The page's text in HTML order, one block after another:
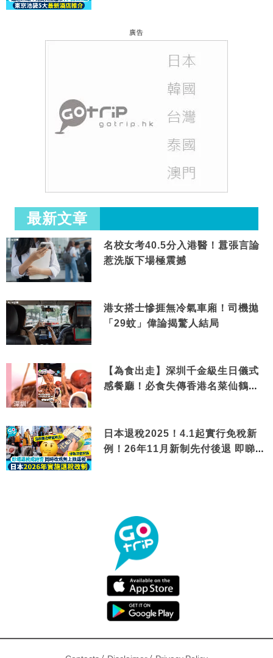
廣告
最新文章
名校女考40.5分入港醫！囂張言論
惹洗版下場極震撼
港女搭士慘捱無冷氣車廂！司機拋
「29蚊」偉論揭驚人結局
【為食出走】深圳千金級生日儀式
感餐廳！必食失傳香港名菜仙鶴神
日本退稅2025！4.1起實行免稅新
例！26年11月新制先付後退 即睇步